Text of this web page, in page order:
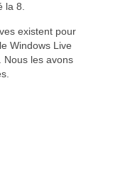
la 8.
existent pour
Windows Live
Nous les avons